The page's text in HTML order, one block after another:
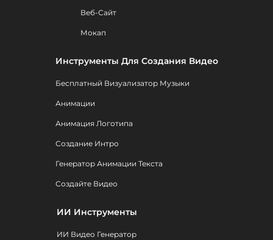
Веб-Сайт
Мокап
Инструменты Для Создания Видео
Бесплатный Визуализатор Музыки
Анимации
Анимация Логотипа
Создание Интро
Генератор Анимации Текста
Создайте Видео
ИИ Инструменты
ИИ Видео Генератор